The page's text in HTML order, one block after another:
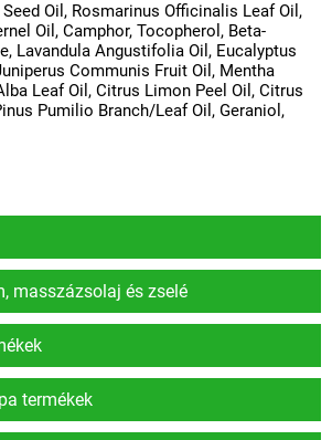
Oil, Rosmarinus Officinalis Leaf Oil,
Oil, Camphor, Tocopherol, Beta-
Lavandula Angustifolia Oil, Eucalyptus
Communis Fruit Oil, Mentha
Leaf Oil, Citrus Limon Peel Oil, Citrus
Pumilio Branch/Leaf Oil, Geraniol,
masszázsolaj és zselé
termékek